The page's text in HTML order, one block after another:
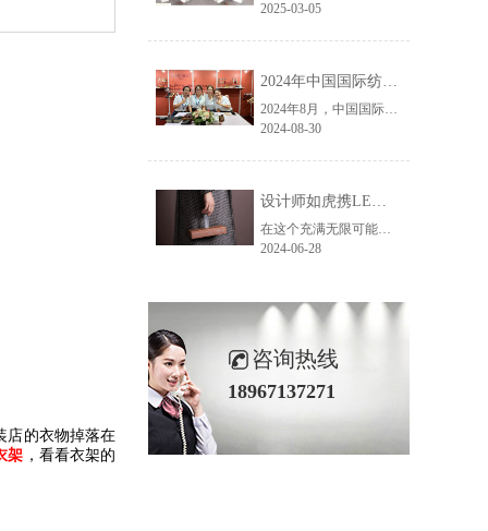
店的衣物掉落在
架 ，看看衣架的
2025-03-05
2024年中国国际纺织面料及辅料（秋冬）博览会完美收官！——华恩
2024年8月，中国国际纺织面料及辅料（秋冬）博览会完美收官！作为一家拥有30年历史的专业衣架制造商，我们非常荣幸能够参与这一盛会，并在此期间与众多客户进行了广泛而深入的交流。
2024-08-30
设计师如虎携LEMONLEE红雪松礼盒荣获第六届未来·已来香港新锐当代设计奖铜奖
在这个充满无限可能的2024年夏季，LEMONLEE品牌设计师如虎以其非凡的创意与对自然的深刻理解，精心打造的红雪松木球礼盒，在“2024未来·已来——第六届香港新锐当代设计奖”中摘得铜奖。这不仅是对设计师如虎原创设计能力的嘉奖，更是对LEMONLEE品牌的高度认可。
2024-06-28
咨询热线
18967137271